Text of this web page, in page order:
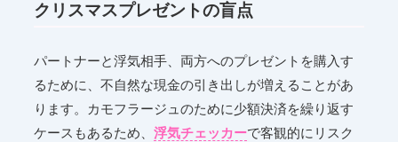
クリスマスプレゼントの盲点
パートナーと浮気相手、両方へのプレゼントを購入す
るために、不自然な現金の引き出しが増えることがあ
ります。カモフラージュのために少額決済を繰り返す
ケースもあるため、 浮気チェッカーで客観的にリスク